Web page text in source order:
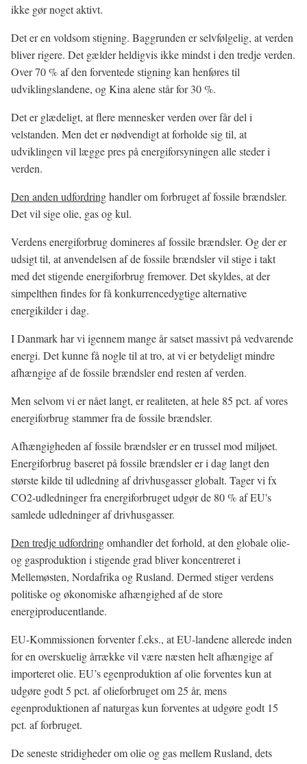
ikke gør noget aktivt.
Det er en voldsom stigning. Baggrunden er selvfølgelig, at verden
bliver rigere. Det gælder heldigvis ikke mindst i den tredje verden.
Over 70 % af den forventede stigning kan henføres til
udviklingslandene, og Kina alene står for 30 %.
Det er glædeligt, at flere mennesker verden over får del i
velstanden. Men det er nødvendigt at forholde sig til, at
udviklingen vil lægge pres på energiforsyningen alle steder i
verden.
Den anden udfordringhandler om forbruget af fossile brændsler.
Det vil sige olie, gas og kul.
Verdens energiforbrug domineres af fossile brændsler. Og der er
udsigt til, at anvendelsen af de fossile brændsler vil stige i takt
med det stigende energiforbrug fremover. Det skyldes, at der
simpelthen findes for få konkurrencedygtige alternative
energikilder i dag.
I Danmark har vi igennem mange år satset massivt på vedvarende
energi. Det kunne få nogle til at tro, at vi er betydeligt mindre
afhængige af de fossile brændsler end resten af verden.
Men selvom vi er nået langt, er realiteten, at hele 85 pct. af vores
energiforbrug stammer fra de fossile brændsler.
Afhængigheden af fossile brændsler er en trussel mod miljøet.
Energiforbrug baseret på fossile brændsler er i dag langt den
største kilde til udledning af drivhusgasser globalt. Tager vi fx
CO2-udledninger fra energiforbruget udgør de 80 % af EU's
samlede udledninger af drivhusgasser.
Den tredje udfordringomhandler det forhold, at den globale olie-
og gasproduktion i stigende grad bliver koncentreret i
Mellemøsten, Nordafrika og Rusland. Dermed stiger verdens
politiske og økonomiske afhængighed af de store
energiproducentlande.
EU-Kommissionen forventer f.eks., at EU-landene allerede inden
for en overskuelig årrække vil være næsten helt afhængige af
importeret olie. EU’s egenproduktion af olie forventes kun at
udgøre godt 5 pct. af olieforbruget om 25 år, mens
egenproduktionen af naturgas kun forventes at udgøre godt 15
pct. af forbruget.
De seneste stridigheder om olie og gas mellem Rusland, dets